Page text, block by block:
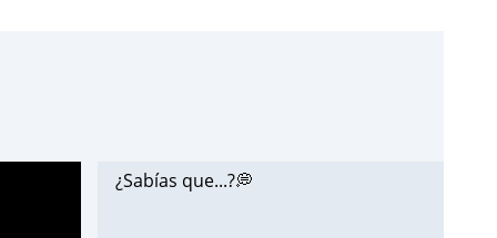
¿Sabías que...?💭